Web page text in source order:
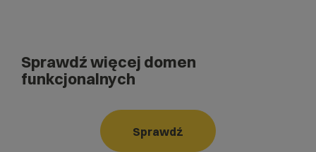
Sprawdź więcej domen
funkcjonalnych
Sprawdź